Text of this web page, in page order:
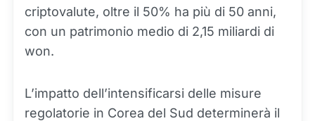
criptovalute, oltre il 50% ha più di 50 anni,
con un patrimonio medio di 2,15 miliardi di
won.
L’impatto dell’intensificarsi delle misure
regolatorie in Corea del Sud determinerà il